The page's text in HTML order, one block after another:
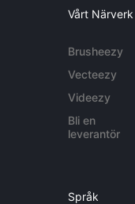
Vårt Närverk
Brusheezy
Vecteezy
Videezy
Bli en
leverantör
Språk